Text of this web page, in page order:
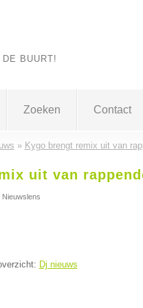
BUURT!
Zoeken Contact
» Kygo brengt remix uit van
uit van
Dj nieuws